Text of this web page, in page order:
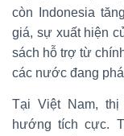
còn Indonesia
giá, sự xuất hiện
sách hỗ trợ từ
các nước đang
Tại Việt Nam,
hướng tích cực.